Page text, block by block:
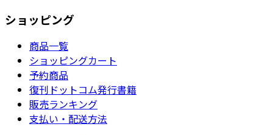
ショッピング
商品一覧
ショッピングカート
予約商品
復刊ドットコム発行書籍
販売ランキング
支払い・配送方法